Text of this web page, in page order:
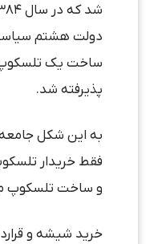
دولت هشتم
ساخت یک تلسکوپ
پذیرفته شد.
به این شکل
فقط خریدار
و ساخت تلسکوپ
خرید شیشه و